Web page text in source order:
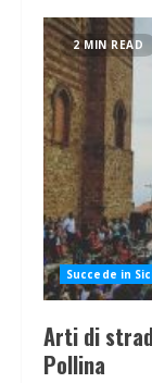
2 MIN READ
Succede in
Arti di
Pollina